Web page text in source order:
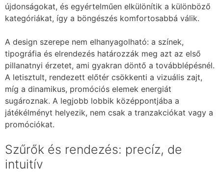
újdonságokat, és egyértelműen elkülönítik a különböző
kategóriákat, így a böngészés komfortosabbá válik.
A design szerepe nem elhanyagolható: a színek,
tipográfia és elrendezés határozzák meg azt az első
pillanatnyi érzetet, ami gyakran döntő a továbblépésnél.
A letisztult, rendezett előtér csökkenti a vizuális zajt,
míg a dinamikus, promóciós elemek energiát
sugároznak. A legjobb lobbik középpontjába a
játékélményt helyezik, nem csak a tranzakciókat vagy a
promóciókat.
Szűrők és rendezés: precíz, de
intuitív